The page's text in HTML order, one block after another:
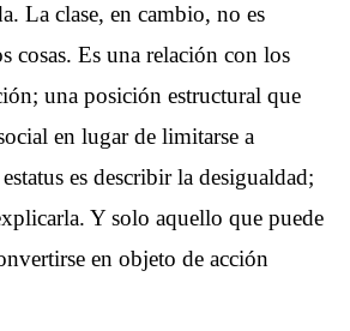
La clase, en cambio, no es
cosas. Es una relación con los
una posición estructural que
en lugar de limitarse a
es describir la desigualdad;
Y solo aquello que puede
en objeto de acción